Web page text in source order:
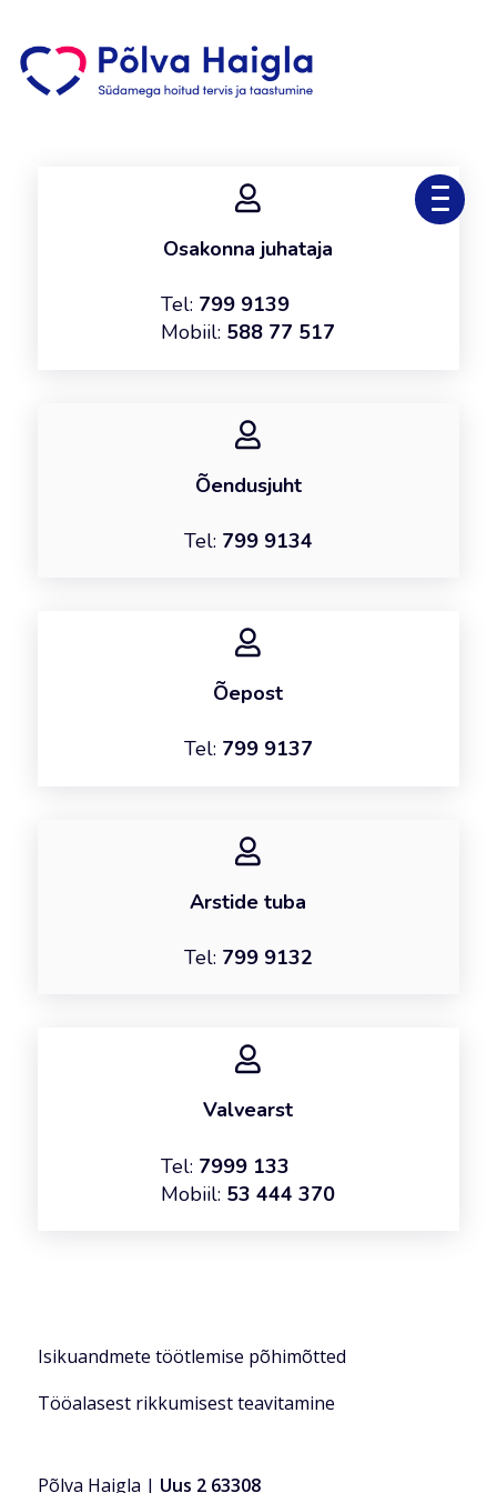
Osakonna juhataja
Tel: 799 9139
Mobiil: 588 77 517
Õendusjuht
Tel: 799 9134
Õepost
Tel: 799 9137
Arstide tuba
Tel: 799 9132
Valvearst
Tel: 7999 133
Mobiil: 53 444 370
Isikuandmete töötlemise põhimõtted
Tööalasest rikkumisest teavitamine
Põlva Haigla | Uus 2 63308